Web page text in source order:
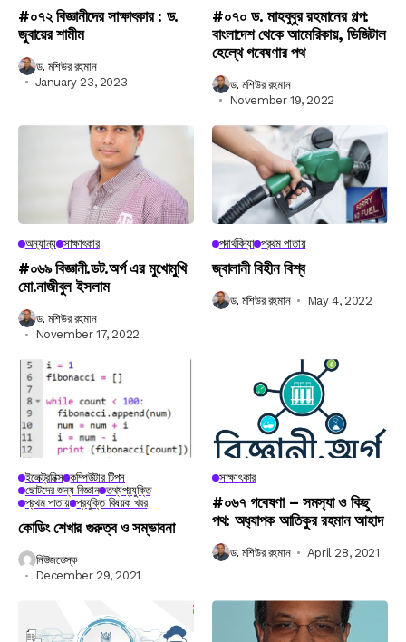
#০৭২ বিজ্ঞানীদের সাক্ষাৎকার : ড.
জুবায়ের শামীম
ড. মশিউর রহমান
January 23, 2023
#০৭০ ড. মাহবুবুর রহমানের গল্প:
বাংলাদেশ থেকে আমেরিকায়, ডিজিটাল
হেল্থে গবেষণার পথ
ড. মশিউর রহমান
November 19, 2022
অন্যান্য সাক্ষাৎকার
#০৬৯ বিজ্ঞানী.ডট.অর্গ এর মুখোমুখি
মো.নাজীবুল ইসলাম
ড. মশিউর রহমান
November 17, 2022
পদার্থবিদ্যা প্রথম পাতায়
জ্বালানী বিহীন বিশ্ব
ড. মশিউর রহমান May 4, 2022
ইলেক্ট্রনিক্স কম্পিউটার টিপস
ছোটদের জন্য বিজ্ঞান তথ্যপ্রযুক্তি
প্রথম পাতায় প্রযুক্তি বিষয়ক খবর
কোডিং শেখার গুরুত্ব ও সম্ভাবনা
নিউজডেস্ক
December 29, 2021
সাক্ষাৎকার
#০৬৭ গবেষণা – সমস‍্যা ও কিছু
পথ: অধ‍্যাপক আতিকুর রহমান আহাদ
ড. মশিউর রহমান April 28, 2021